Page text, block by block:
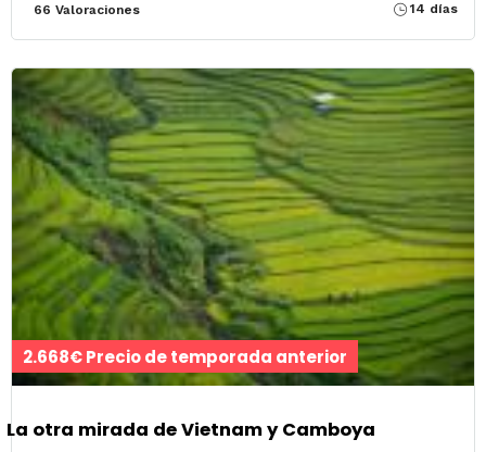
66 Valoraciones 14 días
2.668€ Precio de temporada anterior
La otra mirada de Vietnam y Camboya